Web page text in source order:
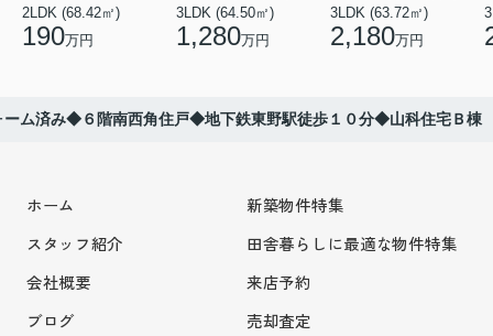
2LDK (68.42㎡)
190万円
3LDK (64.50㎡)
1,280万円
3LDK (63.72㎡)
2,180万円
ム済み◆６階南西角住戸◆地下鉄東野駅徒歩１０分◆山科住宅Ｂ棟
ホーム
スタッフ紹介
会社概要
ブログ
新築物件特集
田舎暮らしに最適な物件特集
来店予約
売却査定